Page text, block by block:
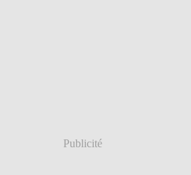
Publicité